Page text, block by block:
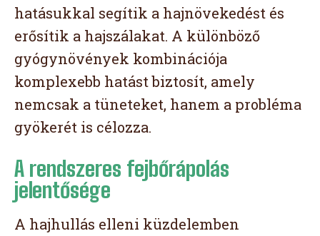
hatásukkal segítik a hajnövekedést és
erősítik a hajszálakat. A különböző
gyógynövények kombinációja
komplexebb hatást biztosít, amely
nemcsak a tüneteket, hanem a probléma
gyökerét is célozza.
A rendszeres fejbőrápolás
jelentősége
A hajhullás elleni küzdelemben